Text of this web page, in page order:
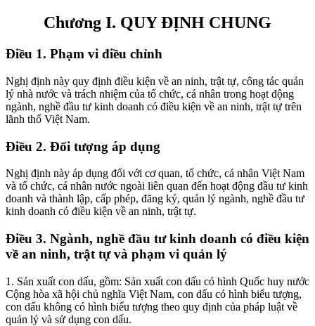
Chương I. QUY ĐỊNH CHUNG
Điều 1. Phạm vi điều chỉnh
Nghị định này quy định điều kiện về an ninh, trật tự, công tác quản
lý nhà nước và trách nhiệm của tổ chức, cá nhân trong hoạt động
ngành, nghề đầu tư kinh doanh có điều kiện về an ninh, trật tự trên
lãnh thổ Việt Nam.
Điều 2. Đối tượng áp dụng
Nghị định này áp dụng đối với cơ quan, tổ chức, cá nhân Việt Nam
và tổ chức, cá nhân nước ngoài liên quan đến hoạt động đầu tư kinh
doanh và thành lập, cấp phép, đăng ký, quản lý ngành, nghề đầu tư
kinh doanh có điều kiện về an ninh, trật tự.
Điều 3. Ngành, nghề đầu tư kinh doanh có điều kiện
về an ninh, trật tự và phạm vi quản lý
1. Sản xuất con dấu, gồm: Sản xuất con dấu có hình Quốc huy nước
Cộng hòa xã hội chủ nghĩa Việt Nam, con dấu có hình biểu tượng,
con dấu không có hình biểu tượng theo quy định của pháp luật về
quản lý và sử dụng con dấu.